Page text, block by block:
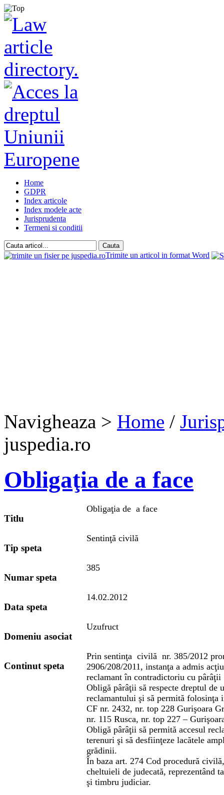
Home
GDPR
Index articole
Index modele acte
Jurisprudenta
Termeni si conditii
Trimite un articol in format Word
Navigheaza > Home /
juspedia.ro
Obligaţia de a face
Titlu
Obligaţia de a face
Tip speta
Sentinţă civilă
Numar speta
385
Data speta
14.02.2012
Domeniu asociat
Uzufruct
Continut speta
Prin sentinţa civilă nr. 385/2012
2906/208/2011, instanţa a admis
reclamant în contradictoriu cu pârâţii
Obligă pârâţii să respecte dreptul de
reclamantului şi să permită folosinţa
CF nr. 2432, nr. top 228 Gurişoara
nr. 115 Rusca, nr. top 227 –
Obligă pârâţii să permită accesul
terenuri şi să desfiinţeze lacătele
grădinii.
În baza art. 274 Cod procedură
cheltuieli de judecată, reprezentând
şi timbru judiciar.